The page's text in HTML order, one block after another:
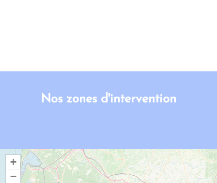
Nos zones d'intervention
+
−